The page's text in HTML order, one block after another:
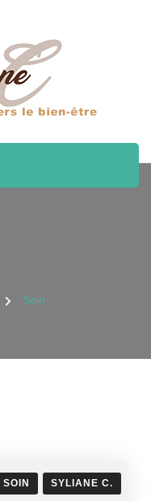
Soin
SOIN SYLIANE C.